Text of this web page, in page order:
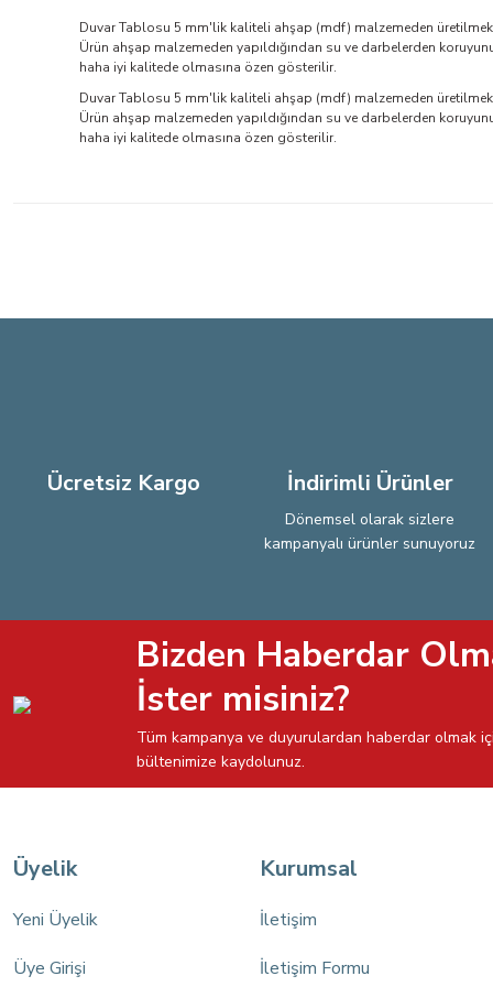
Duvar Tablosu 5 mm'lik kaliteli ahşap (mdf) malzemeden
Ürün ahşap malzemeden yapıldığından su ve darbelerden
haha iyi kalitede olmasına özen gösterilir.
Duvar Tablosu 5 mm'lik kaliteli ahşap (mdf) malzemeden
Ürün ahşap malzemeden yapıldığından su ve darbelerden
haha iyi kalitede olmasına özen gösterilir.
Ücretsiz Kargo İndirimli Ürünler
Dönemsel olarak sizlere
kampanyalı ürünler sunuyoruz
Bizden Haberdar
İster misiniz?
Tüm kampanya ve duyurulardan haberdar olmak
bültenimize kaydolunuz.
Üyelik
Yeni Üyelik
Üye Girişi
Kurumsal
İletişim
İletişim Formu